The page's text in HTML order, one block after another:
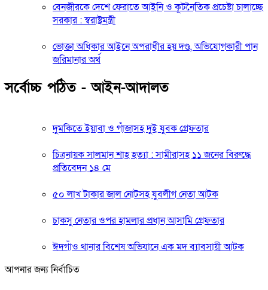
বেনজীরকে দেশে ফেরাতে আইনি ও কূটনৈতিক প্রচেষ্টা চালাচ্ছে
সরকার : স্বরাষ্ট্রমন্ত্রী
ভোক্তা অধিকার আইনে অপরাধীর হয় দণ্ড, অভিযোগকারী পান
জরিমানার অর্থ
সর্বোচ্চ পঠিত - আইন-আদালত
দুমকিতে ইয়াবা ও গাঁজাসহ দুই যুবক গ্রেফতার
চিত্রনায়ক সালমান শাহ হত্যা : সামীরাসহ ১১ জনের বিরুদ্ধে
প্রতিবেদন ১৪ মে
৫০ লাখ টাকার জাল নোটসহ যুবলীগ নেতা আটক
চাকসু নেতার ওপর হামলার প্রধান আসামি গ্রেফতার
ঈদগাঁও থানার বিশেষ অভিযানে এক মদ ব্যাবসায়ী আটক
আপনার জন্য নির্বাচিত